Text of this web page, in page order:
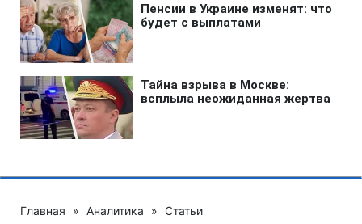
Главная » Аналитика » Статьи